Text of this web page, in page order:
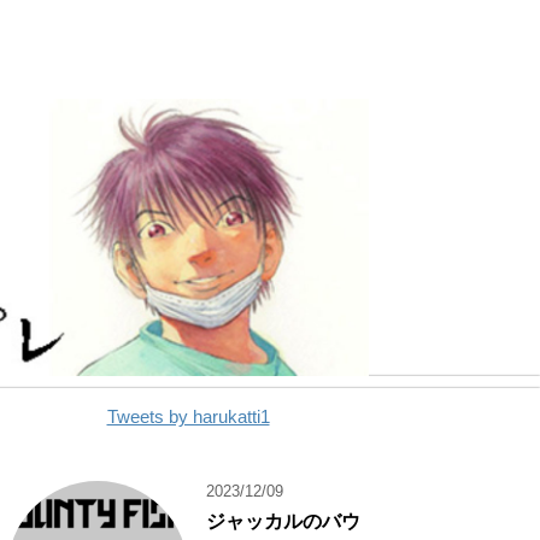
Tweets by harukatti1
2023/12/09
ジャッカルのバウ